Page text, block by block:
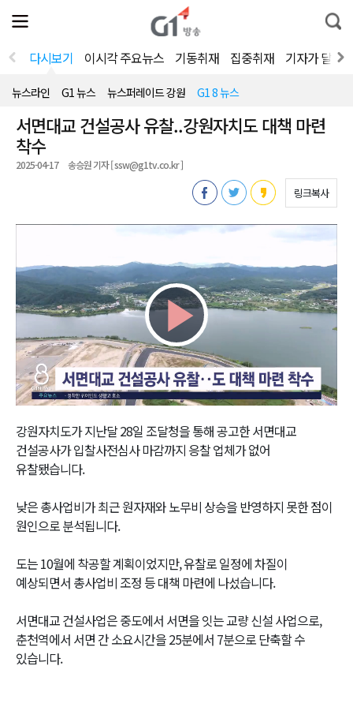
전
체
뉴
열
통
합
색
다시보기 이시각 주요뉴스 기동취재 집중취재 기자가 달려
뉴스라인 G1 뉴스 뉴스퍼레이드 강원 G1 8 뉴스
서면대교 건설공사 유찰..강원자치도 대책 마련
착수
2025-04-17 송승원 기자 [ ssw@g1tv.co.kr ]
링크복사
Play
Video
강원자치도가 지난달 28일 조달청을 통해 공고한 서면대교
건설공사가 입찰사전심사 마감까지 응찰 업체가 없어
유찰됐습니다.
낮은 총사업비가 최근 원자재와 노무비 상승을 반영하지 못한 점이
원인으로 분석됩니다.
도는 10월에 착공할 계획이었지만, 유찰로 일정에 차질이
예상되면서 총사업비 조정 등 대책 마련에 나섰습니다.
서면대교 건설사업은 중도에서 서면을 잇는 교량 신설 사업으로,
춘천역에서 서면 간 소요시간을 25분에서 7분으로 단축할 수
있습니다.